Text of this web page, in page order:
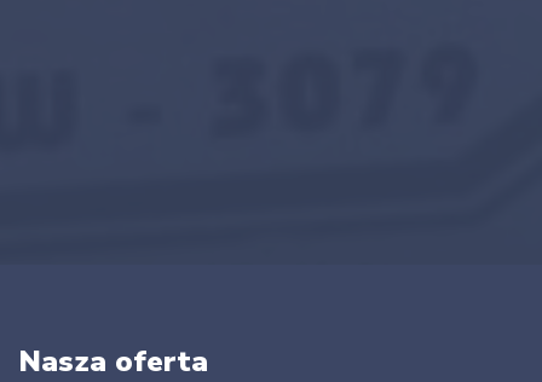
Nasza oferta